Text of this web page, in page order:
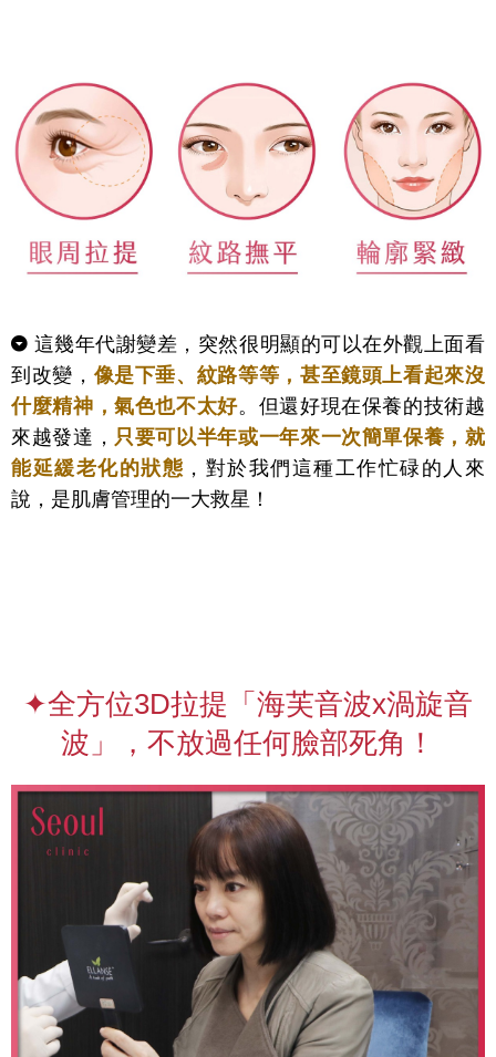
這幾年代謝變差，突然很明顯的可以在外觀上面看
到改變， 像是下垂、紋路等等，甚至鏡頭上看起來沒
什麼精神，氣色也不太好。但還好現在保養的技術越
來越發達， 只要可以半年或一年來一次簡單保養，就
能延緩老化的狀態 ，對於我們這種工作忙碌的人來
說，是肌膚管理的一大救星！
✦全方位3D拉提「海芙音波x渦旋音
波」，不放過任何臉部死角！